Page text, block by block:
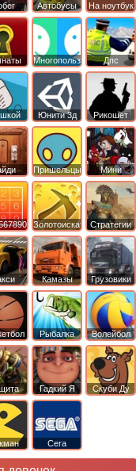
Автобусы На ноутбук
Многопользовательские
Дпс
Юнити 3д Рикошет
Пришельцы Мини
ЗолотоискательСтратегии
Камазы Грузовики
Рыбалка Волейбол
Гадкий Я Скуби Ду
Сега